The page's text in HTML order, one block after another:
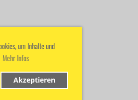
um Inhalte und
Mehr Infos
Akzeptieren